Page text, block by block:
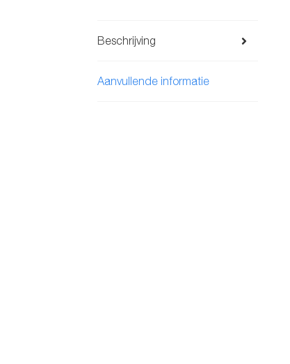
Beschrijving
Aanvullende informatie